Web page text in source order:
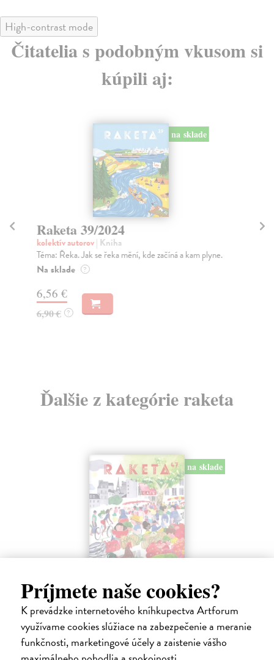
Príjmete naše cookies?
K prevádzke internetového kníhkupectva Artforum
využívame cookies slúžiace na zabezpečenie a meranie
funkčnosti, marketingové účely a zaistenie vášho
High-contrast mode
Čitatelia s podobným vkusom si
kúpili aj:
na sklade
Raketa 39/2024
kolektív autorov| Kniha
Téma: Řeka. Jak se řeka mění, kde začíná a kam plyne.
Na sklade ?
6,56 €
6,90 € ?
Ďalšie z kategórie raketa
na sklade
Raketa 47/2026
kolektív autorov| Časopis
Téma: Francie. Kam se ve Francii vydat a co dobrého ochutnat.
Na sklade
6,56 €